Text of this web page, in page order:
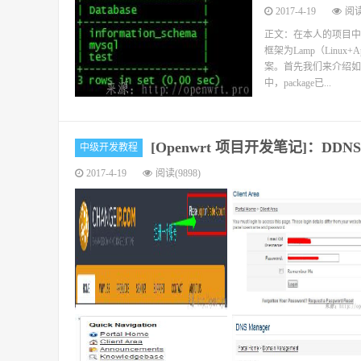
2017-4-19 阅
正文：在本人的项目
框架为Lamp（
案。首先我们来介绍
中，package已...
中级开发教程 [Openwrt 项目开发笔记]：
2017-4-19 阅读(9898)